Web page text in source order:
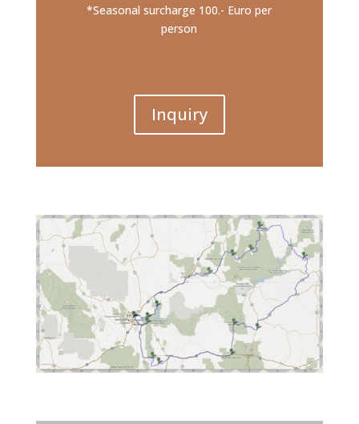
*Seasonal surcharge 100.- Euro per
person
Inquiry